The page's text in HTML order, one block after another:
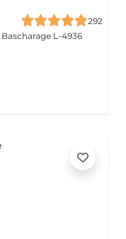
292
Bascharage L-4936